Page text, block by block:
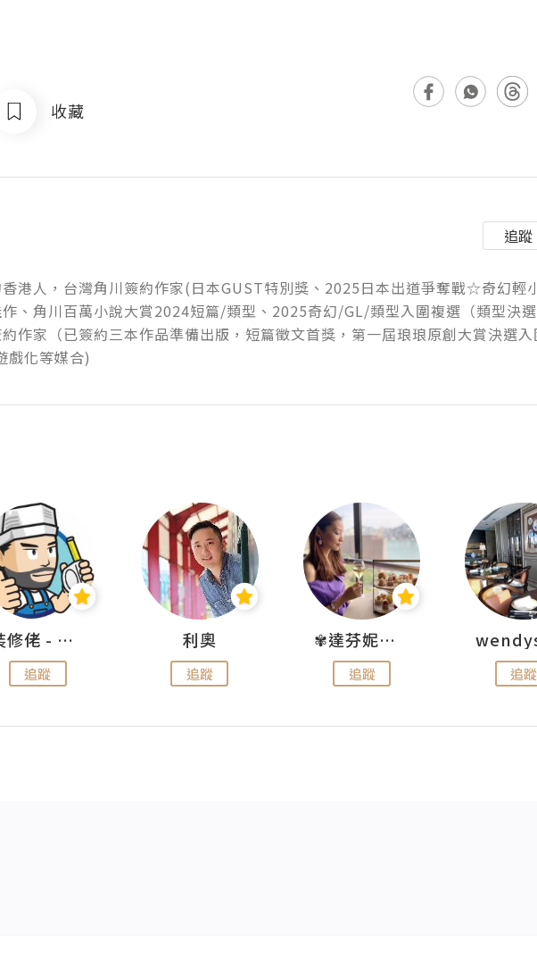
收藏
追蹤
港人，台灣角川簽約作家(日本GUST特別獎、2025日本出道爭奪戰☆奇幻輕
、角川百萬小說大賞2024短篇/類型、2025奇幻/GL/類型入圍複選（類型決
作家（已簽約三本作品準備出版，短篇徵文首獎，第一屆琅琅原創大賞決選入
戲化等媒合)
裝修佬 - 香港一站式網上裝修平台
追蹤
利奧
追蹤
✾達芬妮•愛孩子•愛生活✾
追蹤 追蹤